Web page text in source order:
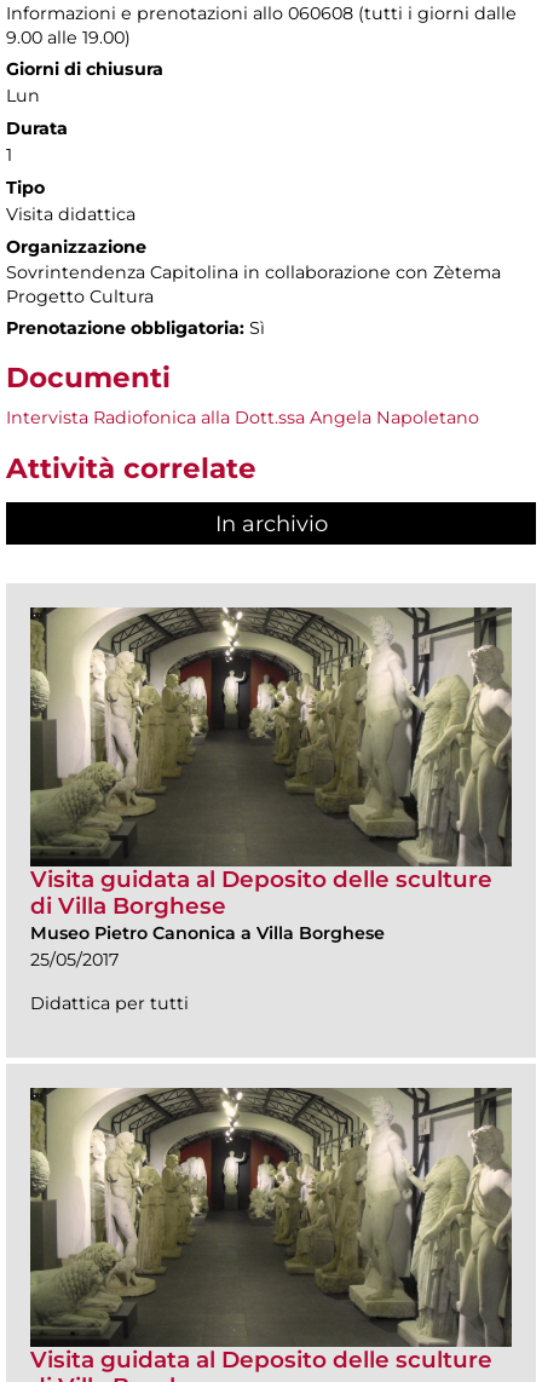
Informazioni e prenotazioni allo 060608 (tutti i giorni dalle
9.00 alle 19.00)
Giorni di chiusura
Lun
Durata
1
Tipo
Visita didattica
Organizzazione
Sovrintendenza Capitolina in collaborazione con Zètema
Progetto Cultura
Prenotazione obbligatoria: Sì
Documenti
Intervista Radiofonica alla Dott.ssa Angela Napoletano
Attività correlate
In archivio
Visita guidata al Deposito delle sculture
di Villa Borghese
Museo Pietro Canonica a Villa Borghese
25/05/2017
Didattica per tutti
Visita guidata al Deposito delle sculture